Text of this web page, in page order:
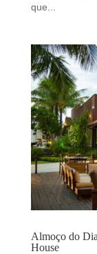
que...
Almoço do
House